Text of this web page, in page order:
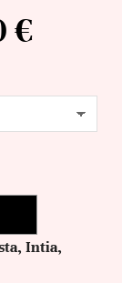
€
Intia,